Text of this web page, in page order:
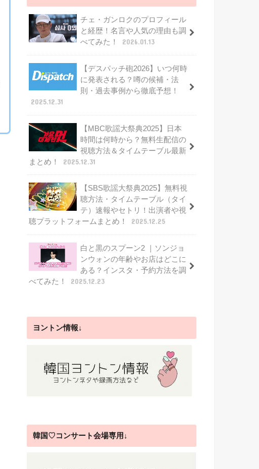
チェ・ガンロクのプロフィール
と経歴！名言や人気の理由も調
べてみた！
2026.01.13
【デスパッチ砲2026】いつ何時
に発表される？噂の候補・法
則・過去事例から徹底予想！
2025.12.31
【MBC歌謡大祭典2025】日本
時間は何時から？無料生配信の
視聴方法＆タイムテーブル最新
まとめ！
2025.12.31
【SBS歌謡大祭典2025】無料視
聴方法・タイムテーブル（タイ
テ）速報やセトリ！出演者や視
聴プラットフォームまとめ！
2025.12.25
白と黒のスプーン2 ｜ソンジョ
ンウォンの年齢やお店はどこに
ある？インスタ・予約方法を調
べてみた！
2025.12.23
ヨントン情報↓
韓国♡コンサート会場専用↓